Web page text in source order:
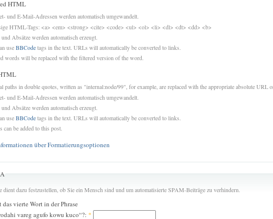
HTML
und E-Mail-Adressen werden automatisch umgewandelt.
HTML-Tags: <a> <em> <strong> <cite> <code> <ul> <ol> <li> <dl> <dt> <dd> <b>
Absätze werden automatisch erzeugt.
useBBCodetags in the text. URLs will automatically be converted to links.
words will be replaced with the filtered version of the word.
paths in double quotes, written as "internal:node/99", for example, are replaced with the appropriate absolute URL
und E-Mail-Adressen werden automatisch umgewandelt.
Absätze werden automatisch erzeugt.
useBBCodetags in the text. URLs will automatically be converted to links.
can be added to this post.
über Formatierungsoptionen
dient dazu festzustellen, ob Sie ein Mensch sind und um automatisierte SPAM-Beiträge zu verhindern.
vierte Wort in der Phrase
vareg agufo kowu kuco“?: *